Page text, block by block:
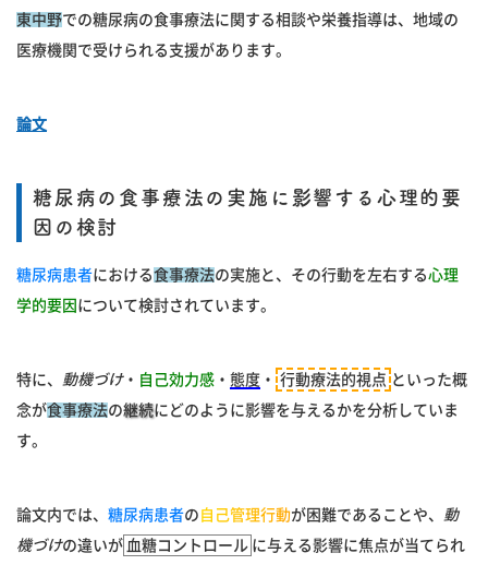
東中野での糖尿病の食事療法に関する相談や栄養指導は、地域の
医療機関で受けられる支援があります。
論文
糖尿病の食事療法の実施に影響する心理的要
因の検討
糖尿病患者における食事療法の実施と、その行動を左右する心理
学的要因 について検討されています。
特に、 動機づけ・ 自己効力感 ・ 態度 ・ 行動療法的視点 といった概
念が食事療法の継続にどのように影響を与えるかを分析していま
す。
論文内では、 糖尿病患者の 自己管理行動が困難であることや、 動
機づけの違いが 血糖コントロール に与える影響に焦点が当てられ